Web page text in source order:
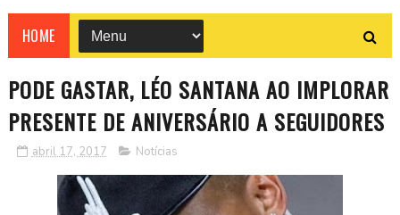
HOME
PODE GASTAR, LÉO SANTANA AO IMPLORAR
PRESENTE DE ANIVERSÁRIO A SEGUIDORES
abril 17, 2017 Notícias